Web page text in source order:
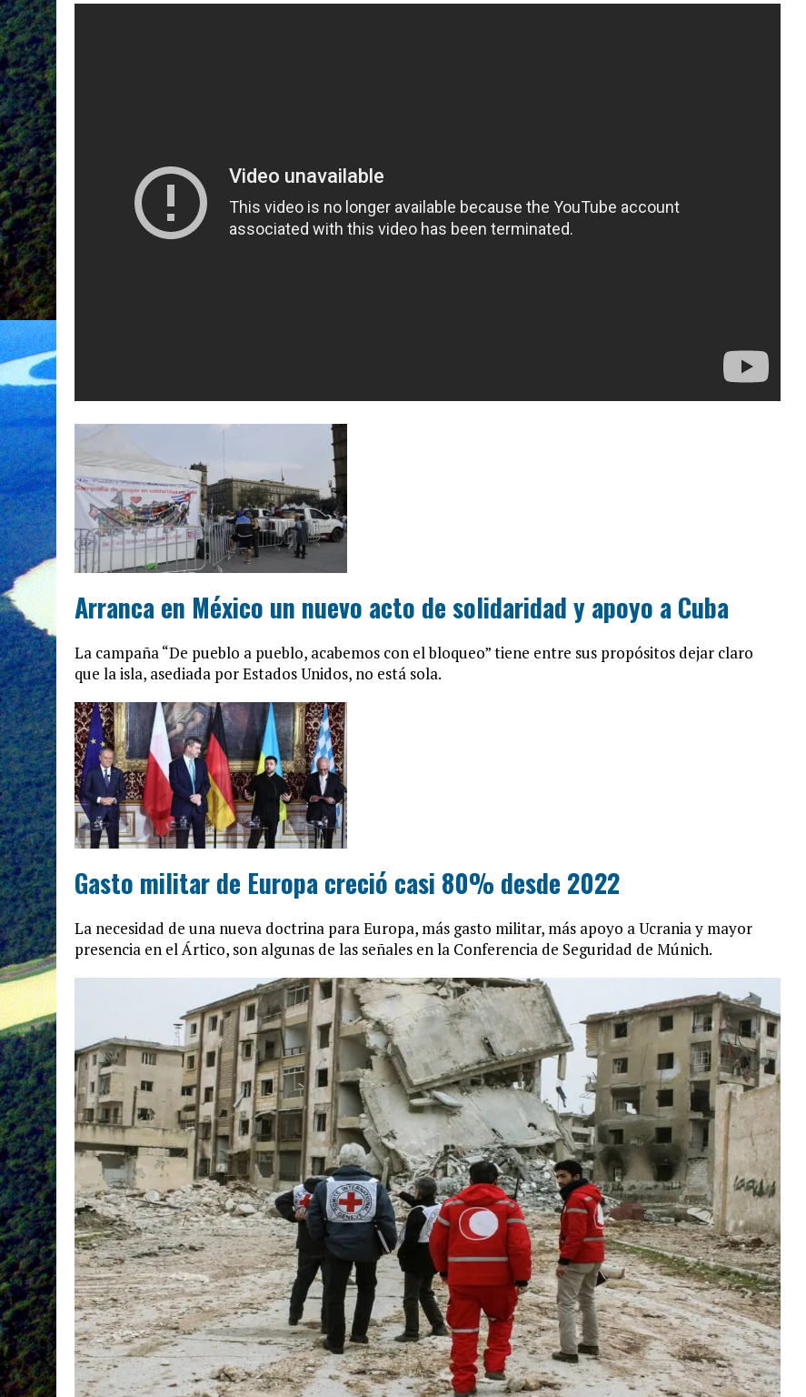
Arranca en México un nuevo acto de solidaridad y apoyo a Cuba
La campaña “De pueblo a pueblo, acabemos con el bloqueo” tiene entre sus propósitos dejar claro
que la isla, asediada por Estados Unidos, no está sola.
Gasto militar de Europa creció casi 80% desde 2022
La necesidad de una nueva doctrina para Europa, más gasto militar, más apoyo a Ucrania y mayor
presencia en el Ártico, son algunas de las señales en la Conferencia de Seguridad de Múnich.